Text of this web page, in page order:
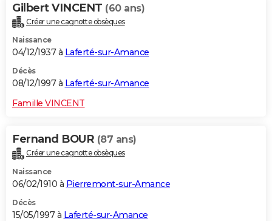
Gilbert VINCENT (60 ans)
Créer une cagnotte obsèques
Naissance
04/12/1937 à Laferté-sur-Amance
Décès
08/12/1997 à Laferté-sur-Amance
Famille VINCENT
Fernand BOUR (87 ans)
Créer une cagnotte obsèques
Naissance
06/02/1910 à Pierremont-sur-Amance
Décès
15/05/1997 à Laferté-sur-Amance